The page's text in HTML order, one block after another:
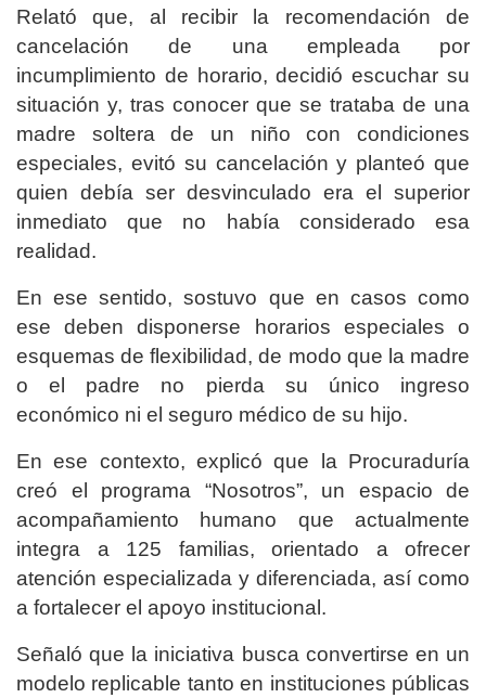
Relató que, al recibir la recomendación de
cancelación de una empleada por
incumplimiento de horario, decidió escuchar su
situación y, tras conocer que se trataba de una
madre soltera de un niño con condiciones
especiales, evitó su cancelación y planteó que
quien debía ser desvinculado era el superior
inmediato que no había considerado esa
realidad.
En ese sentido, sostuvo que en casos como
ese deben disponerse horarios especiales o
esquemas de flexibilidad, de modo que la madre
o el padre no pierda su único ingreso
económico ni el seguro médico de su hijo.
En ese contexto, explicó que la Procuraduría
creó el programa “Nosotros”, un espacio de
acompañamiento humano que actualmente
integra a 125 familias, orientado a ofrecer
atención especializada y diferenciada, así como
a fortalecer el apoyo institucional.
Señaló que la iniciativa busca convertirse en un
modelo replicable tanto en instituciones públicas